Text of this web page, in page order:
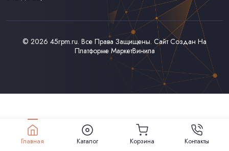
© 2026 45rpm.ru. Все Права Защищены. Сайт Создан На
Платформе МаркетВинила
Главная Каталог Корзина Контакты